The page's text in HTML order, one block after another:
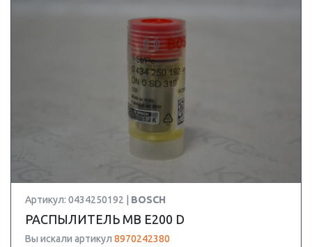
Артикул: 0434250192 | BOSCH
РАСПЫЛИТЕЛЬ MB E200 D
Вы искали артикул 8970242380